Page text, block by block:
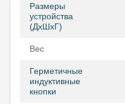
Размеры
устройства
(ДхШхГ)
Вес
Герметичные
индуктивные
кнопки